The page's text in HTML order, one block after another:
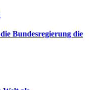
Bundesregierung die